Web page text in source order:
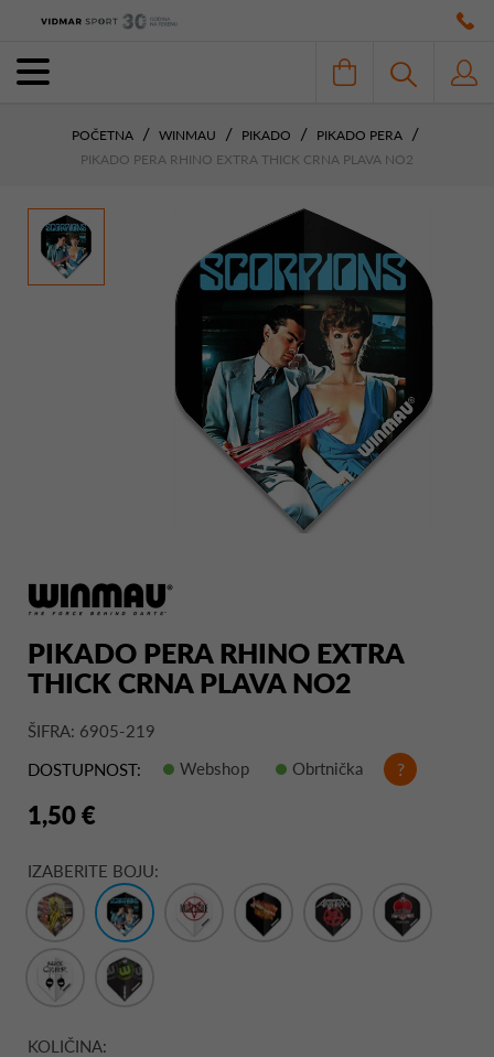
POČETNA WINMAU PIKADO
PIKADO PERA
PIKADO PERA RHINO EXTRA THICK CRNA PLAVA NO2
PIKADO PERA RHINO EXTRA
THICK CRNA PLAVA NO2
ŠIFRA: 6905-219
DOSTUPNOST:
Webshop Obrtnička ?
1,50 €
IZABERITE BOJU:
KOLIČINA: